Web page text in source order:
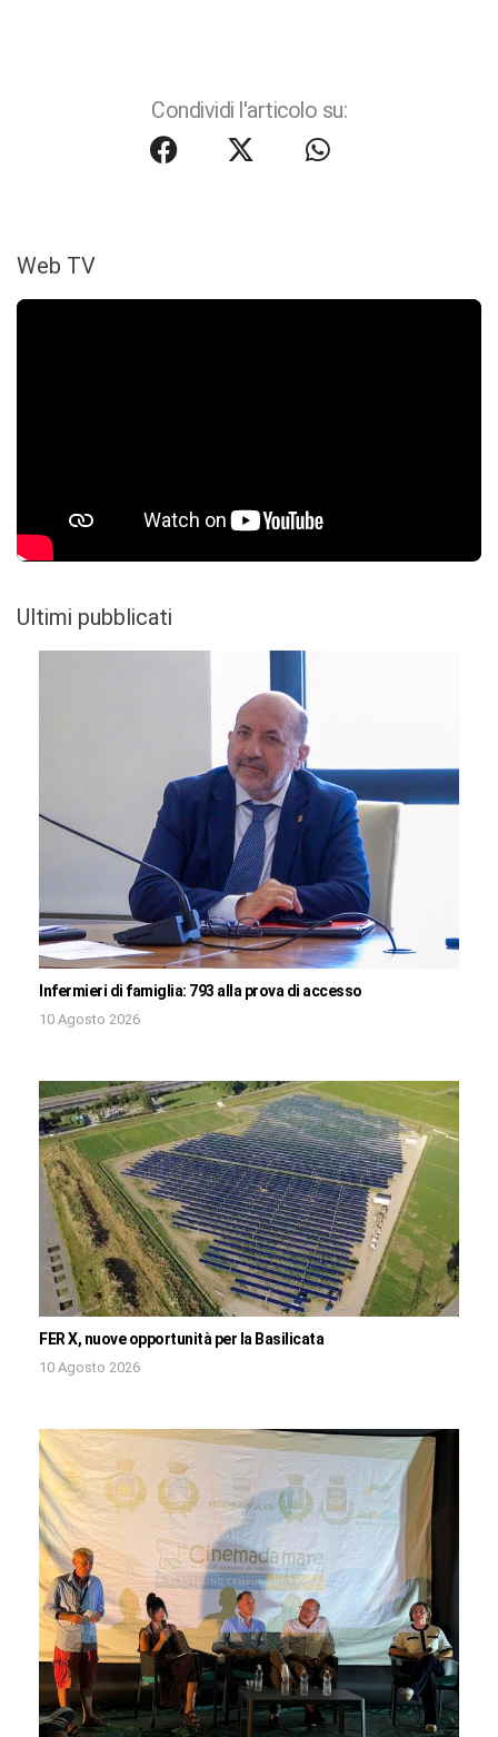
Condividi l'articolo su:
Web TV
Ultimi pubblicati
Infermieri di famiglia: 793 alla prova di accesso
10 Agosto 2026
FER X, nuove opportunità per la Basilicata
10 Agosto 2026